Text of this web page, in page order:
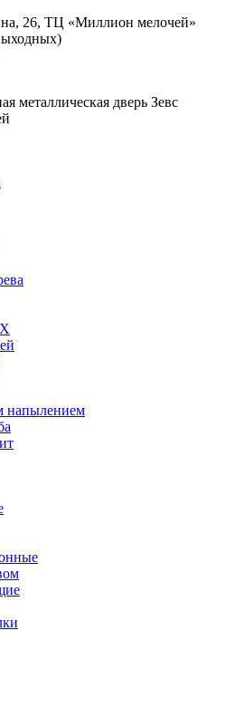
26, ТЦ «Миллион мелочей»
металлическая дверь Зевс
напылением